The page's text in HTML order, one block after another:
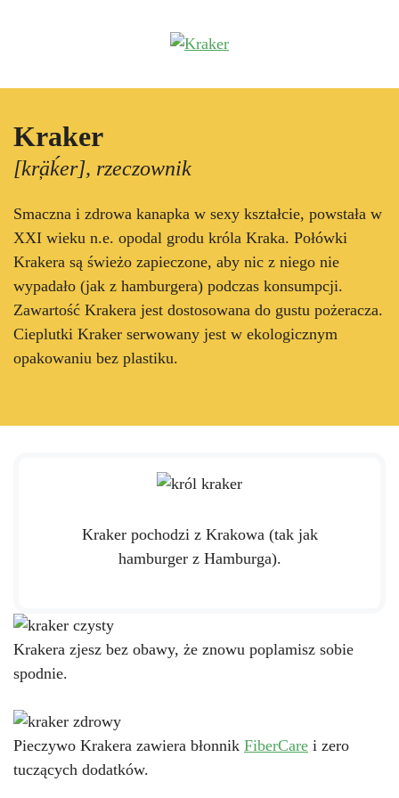
Kraker
[kr̦äḱer], rzeczownik
Smaczna i zdrowa kanapka w sexy kształcie, powstała w
XXI wieku n.e. opodal grodu króla Kraka. Połówki
Krakera są świeżo zapieczone, aby nic z niego nie
wypadało (jak z hamburgera) podczas konsumpcji.
Zawartość Krakera jest dostosowana do gustu pożeracza.
Cieplutki Kraker serwowany jest w ekologicznym
opakowaniu bez plastiku.
Kraker pochodzi z Krakowa (tak jak
hamburger z Hamburga).
Krakera zjesz bez obawy, że znowu poplamisz sobie
spodnie.
Pieczywo Krakera zawiera błonnik FiberCare i zero
tuczących dodatków.